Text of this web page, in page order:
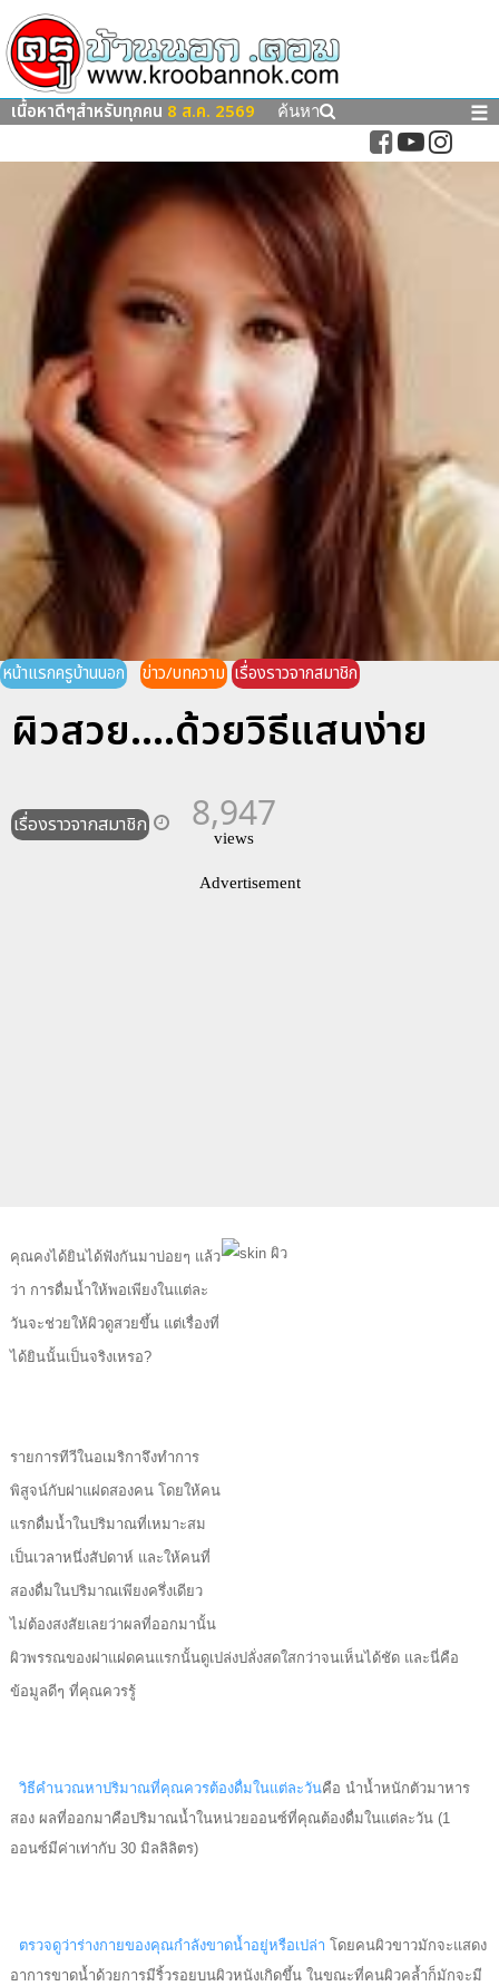
เนื้อหาดีๆสำหรับทุกคน 8 ส.ค. 2569 ค้นหา ☰
หน้าแรกครูบ้านนอก ข่าว/บทความ เรื่องราวจากสมาชิก
ผิวสวย....ด้วยวิธีแสนง่าย
เรื่องราวจากสมาชิก 8,947
views
Advertisement
คุณคงได้ยินได้ฟังกันมาบ่อยๆ แล้ว
ว่า การดื่มน้ำให้พอเพียงในแต่ละ
วันจะช่วยให้ผิวดูสวยขึ้น แต่เรื่องที่
ได้ยินนั้นเป็นจริงเหรอ?
รายการทีวีในอเมริกาจึงทำการ
พิสูจน์กับฝาแฝดสองคน โดยให้คน
แรกดื่มน้ำในปริมาณที่เหมาะสม
เป็นเวลาหนึ่งสัปดาห์ และให้คนที่
สองดื่มในปริมาณเพียงครึ่งเดียว
ไม่ต้องสงสัยเลยว่าผลที่ออกมานั้น
ผิวพรรณของฝาแฝดคนแรกนั้นดูเปล่งปลั่งสดใสกว่าจนเห็นได้ชัด และนี่คือ
ข้อมูลดีๆ ที่คุณควรรู้
วิธีคำนวณหาปริมาณที่คุณควรต้องดื่มในแต่ละวันคือ นำน้ำหนักตัวมาหาร
สอง ผลที่ออกมาคือปริมาณน้ำในหน่วยออนซ์ที่คุณต้องดื่มในแต่ละวัน (1
ออนซ์มีค่าเท่ากับ 30 มิลลิลิตร)
ตรวจดูว่าร่างกายของคุณกำลังขาดน้ำอยู่หรือเปล่า โดยคนผิวขาวมักจะแสดง
อาการขาดน้ำด้วยการมีริ้วรอยบนผิวหนังเกิดขึ้น ในขณะที่คนผิวคล้ำก็มักจะมี